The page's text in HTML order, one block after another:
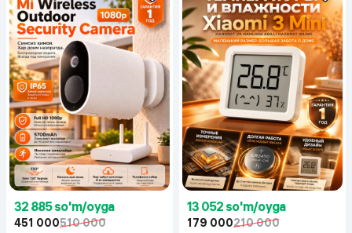
32 885 so'm/oyga
451 000510 000
13 052 so'm/oyga
179 000210 000